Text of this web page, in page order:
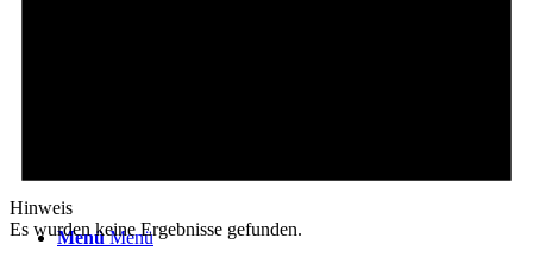
Menü Menü
Hinweis
Es wurden keine Ergebnisse gefunden.